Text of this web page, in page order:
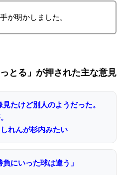
が明かしました。
とる」が押された主な意見
たけど別人のようだった。
れんが杉内みたい
にいった球は違う」